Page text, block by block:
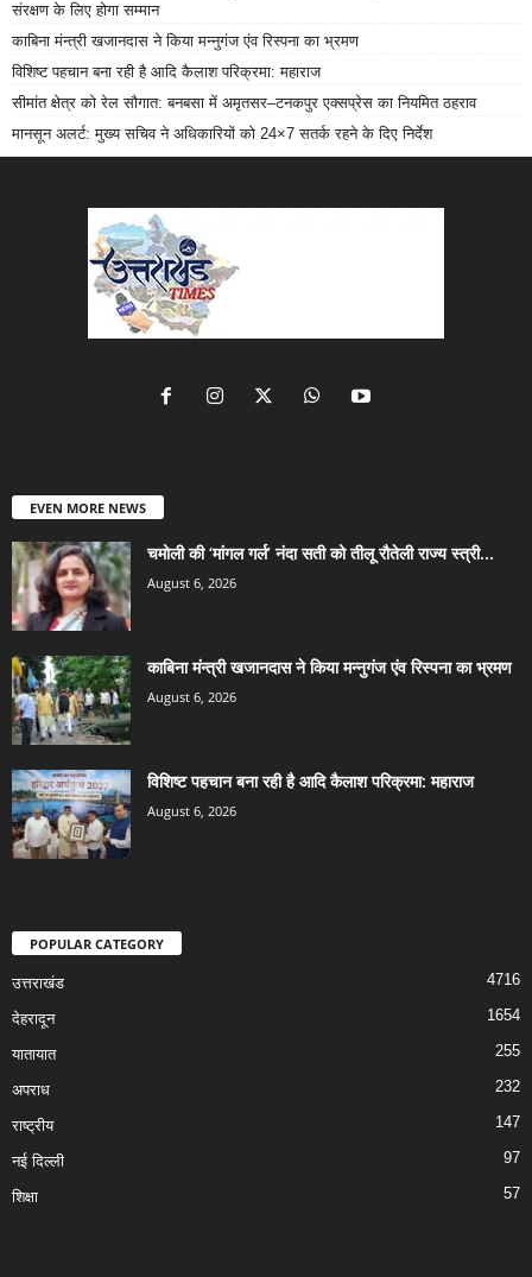
संरक्षण के लिए होगा सम्मान
काबिना मंन्त्री खजानदास ने किया मन्नुगंज एंव रिस्पना का भ्रमण
विशिष्ट पहचान बना रही है आदि कैलाश परिक्रमा: महाराज
सीमांत क्षेत्र को रेल सौगात: बनबसा में अमृतसर–टनकपुर एक्सप्रेस का नियमित ठहराव
मानसून अलर्ट: मुख्य सचिव ने अधिकारियों को 24×7 सतर्क रहने के दिए निर्देश
EVEN MORE NEWS
चमोली की ‘मांगल गर्ल’ नंदा सती को तीलू रौतेली राज्य स्त्री...
August 6, 2026
काबिना मंन्त्री खजानदास ने किया मन्नुगंज एंव रिस्पना का भ्रमण
August 6, 2026
विशिष्ट पहचान बना रही है आदि कैलाश परिक्रमा: महाराज
August 6, 2026
POPULAR CATEGORY
उत्तराखंड 4716
देहरादून 1654
यातायात 255
अपराध 232
राष्ट्रीय 147
नई दिल्ली 97
शिक्षा 57